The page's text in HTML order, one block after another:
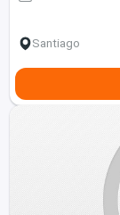
Santiago